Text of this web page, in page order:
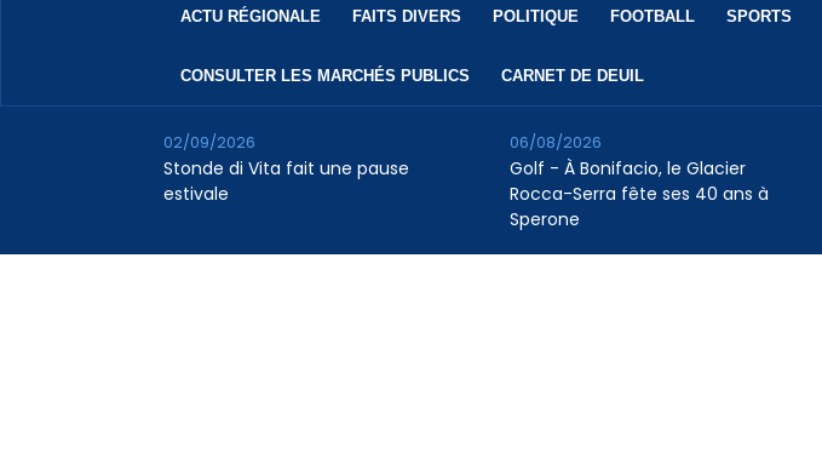
ACTU RÉGIONALE FAITS DIVERS POLITIQUE FOOTBALL SPORTS
CONSULTER LES MARCHÉS PUBLICS CARNET DE DEUIL
Stonde di Vita fait une pause
estivale
02/09/2026
Golf - À Bonifacio, le Glacier
Rocca-Serra fête ses 40 ans à
Sperone
06/08/2026